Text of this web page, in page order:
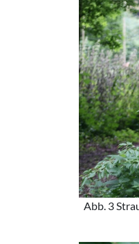
Abb. 3